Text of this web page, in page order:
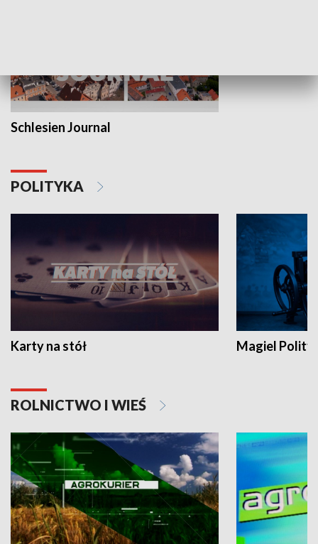
Schlesien Journal
POLITYKA
Karty na stół Magiel
ROLNICTWO I WIEŚ